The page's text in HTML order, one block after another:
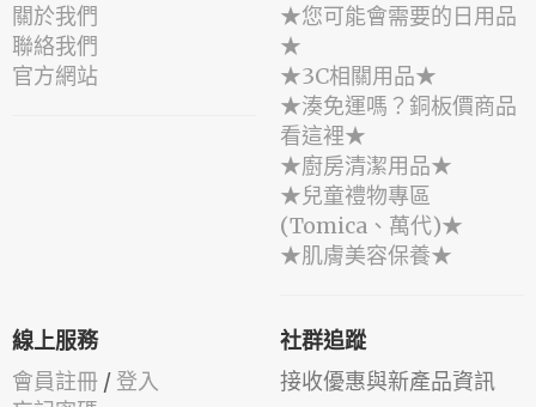
關於我們
聯絡我們
官方網站
★您可能會需要的日用品
★
★3C相關用品★
★湊免運嗎？銅板價商品
看這裡★
★廚房清潔用品★
★兒童禮物專區
(Tomica、萬代)★
★肌膚美容保養★
線上服務
會員註冊 / 登入
社群追蹤
接收優惠與新產品資訊